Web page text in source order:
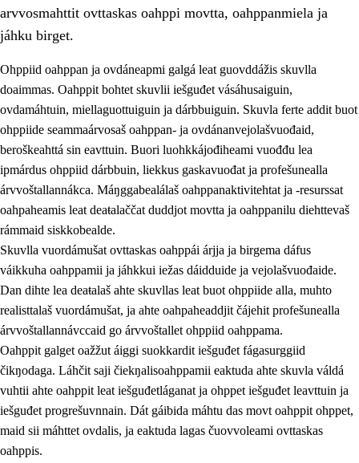
3. Skuvlla praksisa prinsihpat
3.1 Fátmmasteaddji oahppanbiras
3.2 Oahpaheapmi ja heivehuvvon oahpahus
3.3 Ovttasbargu ruovttu ja skuvlla gaskka
3.4 Oahpahus oahppofitnodagas ja bargoeallimis
3.5 Profešuvdnasearvevuohta ja skuvlaovdáneapmi
arvvosmahttit ovttaskas oahppi movtta, oahppanmiela ja
jáhku birget.
Ohppiid oahppan ja ovdáneapmi galgá leat guovddážis skuvlla
doaimmas. Oahppit bohtet skuvlii iešguđet vásáhusaiguin,
ovdamáhtuin, miellaguottuiguin ja dárbbuiguin. Skuvla ferte addit buot
ohppiide seammaárvosaš oahppan- ja ovdánanvejolašvuođaid,
beroškeahttá sin eavttuin. Buori luohkkájođiheami vuođđu lea
ipmárdus ohppiid dárbbuin, liekkus gaskavuođat ja profešunealla
árvvoštallannákca. Máŋggabealálaš oahppanaktivitehtat ja -resurssat
oahpaheamis leat deaŧalaččat duddjot movtta ja oahppanilu diehttevaš
rámmaid siskkobealde.
Skuvlla vuordámušat ovttaskas oahppái árjja ja birgema dáfus
váikkuha oahppamii ja jáhkkui iežas dáidduide ja vejolašvuođaide.
Dan dihte lea deaŧalaš ahte skuvllas leat buot ohppiide alla, muhto
realisttalaš vuordámušat, ja ahte oahpaheaddjit čájehit profešunealla
árvvoštallannávccaid go árvvoštallet ohppiid oahppama.
Oahppit galget oažžut áiggi suokkardit iešguđet fágasurggiid
čikŋodaga. Láhčit saji čiekŋalisoahppamii eaktuda ahte skuvla váldá
vuhtii ahte oahppit leat iešguđetláganat ja ohppet iešguđet leavttuin ja
iešguđet progrešuvnnain. Dát gáibida máhtu das movt oahppit ohppet,
maid sii máhttet ovdalis, ja eaktuda lagas čuovvoleami ovttaskas
oahppis.